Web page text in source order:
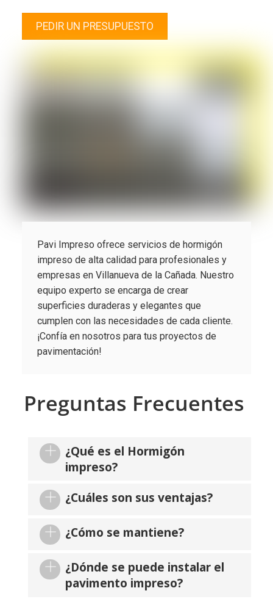
PEDIR UN PRESUPUESTO
Pavi Impreso ofrece servicios de hormigón
impreso de alta calidad para profesionales y
empresas en Villanueva de la Cañada. Nuestro
equipo experto se encarga de crear
superficies duraderas y elegantes que
cumplen con las necesidades de cada cliente.
¡Confía en nosotros para tus proyectos de
pavimentación!
Preguntas Frecuentes
¿Qué es el Hormigón
impreso?
¿Cuáles son sus ventajas?
¿Cómo se mantiene?
¿Dónde se puede instalar el
pavimento impreso?